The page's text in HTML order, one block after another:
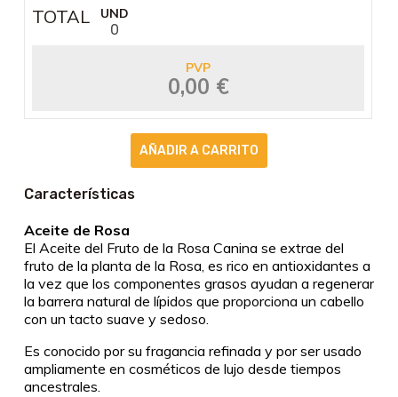
TOTAL UND
0
PVP
0,00 €
Características
Aceite de Rosa
El Aceite del Fruto de la Rosa Canina se extrae del
fruto de la planta de la Rosa, es rico en antioxidantes a
la vez que los componentes grasos ayudan a regenerar
la barrera natural de lípidos que proporciona un cabello
con un tacto suave y sedoso.
Es conocido por su fragancia refinada y por ser usado
ampliamente en cosméticos de lujo desde tiempos
ancestrales.